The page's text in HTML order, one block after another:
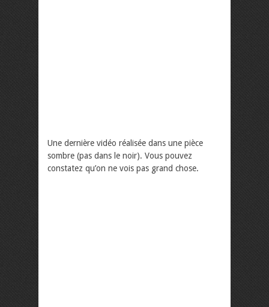
Une dernière vidéo réalisée dans une pièce
sombre (pas dans le noir). Vous pouvez
constatez qu’on ne vois pas grand chose.